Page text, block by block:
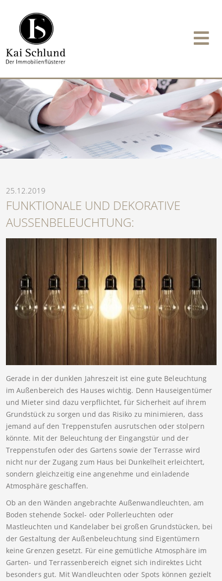
25.12.2019
FUNKTIONALE UND DEKORATIVE
AUSSENBELEUCHTUNG:
Gerade in der dunklen Jahreszeit ist eine gute Beleuchtung
im Außenbereich des Hauses wichtig. Denn Hauseigentümer
und Mieter sind dazu verpflichtet, für Sicherheit auf ihrem
Grundstück zu sorgen und das Risiko zu minimieren, dass
jemand auf den Treppenstufen ausrutschen oder stolpern
könnte. Mit der Beleuchtung der Eingangstür und der
Treppenstufen oder des Gartens sowie der Terrasse wird
nicht nur der Zugang zum Haus bei Dunkelheit erleichtert,
sondern gleichzeitig eine angenehme und einladende
Atmosphäre geschaffen.
Ob an den Wänden angebrachte Außenwandleuchten, am
Boden stehende Sockel- oder Pollerleuchten oder
Mastleuchten und Kandelaber bei großen Grundstücken, bei
der Gestaltung der Außenbeleuchtung sind Eigentümern
keine Grenzen gesetzt. Für eine gemütliche Atmosphäre im
Garten- und Terrassenbereich eignet sich indirektes Licht
besonders gut. Mit Wandleuchten oder Spots können gezielt